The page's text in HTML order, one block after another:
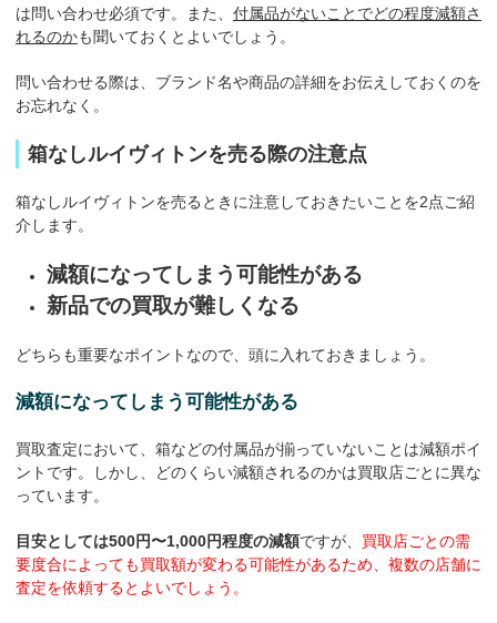
は問い合わせ必須です。また、 付属品がないことでどの程度減額さ
れるのかも聞いておくとよいでしょう。
問い合わせる際は、ブランド名や商品の詳細をお伝えしておくのを
お忘れなく。
箱なしルイヴィトンを売る際の注意点
箱なしルイヴィトンを売るときに注意しておきたいことを2点ご紹
介します。
減額になってしまう可能性がある
新品での買取が難しくなる
どちらも重要なポイントなので、頭に入れておきましょう。
減額になってしまう可能性がある
買取査定において、箱などの付属品が揃っていないことは減額ポイ
ントです。しかし、どのくらい減額されるのかは買取店ごとに異な
っています。
目安としては500円〜1,000円程度の減額ですが、 買取店ごとの需
要度合によっても買取額が変わる可能性があるため、複数の店舗に
査定を依頼するとよいでしょう。